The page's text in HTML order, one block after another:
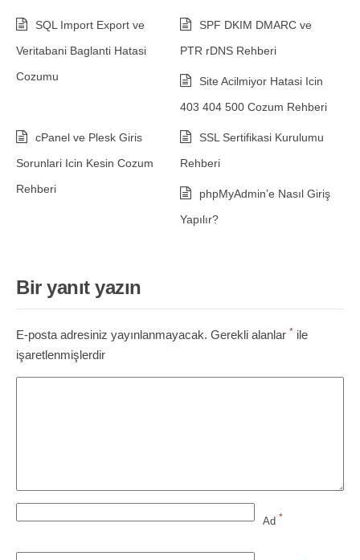
SQL Import Export ve
Veritabani Baglanti Hatasi
Cozumu
SPF DKIM DMARC ve
PTR rDNS Rehberi
Site Acilmiyor Hatasi Icin
403 404 500 Cozum Rehberi
cPanel ve Plesk Giris
Sorunlari Icin Kesin Cozum
Rehberi
SSL Sertifikasi Kurulumu
Rehberi
phpMyAdmin’e Nasıl Giriş
Yapılır?
Bir yanıt yazın
E-posta adresiniz yayınlanmayacak. Gerekli alanlar * ile
işaretlenmişlerdir
Ad *